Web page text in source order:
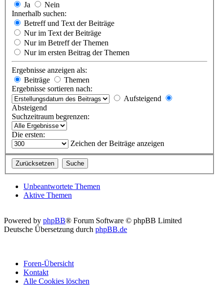
Ja
Nein
Innerhalb suchen:
Betreff und Text der Beiträge
Nur im Text der Beiträge
Nur im Betreff der Themen
Nur im ersten Beitrag der Themen
Ergebnisse anzeigen als:
Beiträge
Themen
Ergebnisse sortieren nach:
Aufsteigend
Absteigend
Suchzeitraum begrenzen:
Die ersten:
Zeichen der Beiträge anzeigen
Unbeantwortete Themen
Aktive Themen
Powered by phpBB® Forum Software © phpBB Limited
Deutsche Übersetzung durch phpBB.de
Foren-Übersicht
Kontakt
Alle Cookies löschen